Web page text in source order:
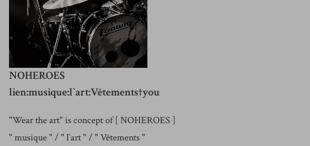
NOHEROES
lien:musique:l`art:Vêtements†you
"Wear the art" is concept of [ NOHEROES ]
" musique " / " l`art " / " Vêtements "